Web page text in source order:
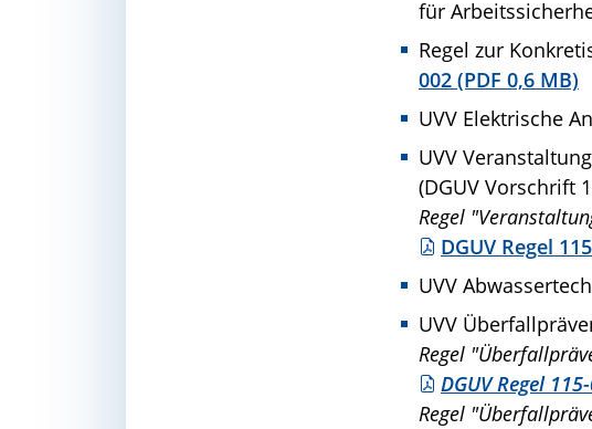
für
Regel zur
002 (PDF 0,6 MB)
UVV Elektrische
UVV
(DGUV Vorschrift
Regel
DGUV Regel
UVV
UVV
Regel
DGUV Regel
Regel